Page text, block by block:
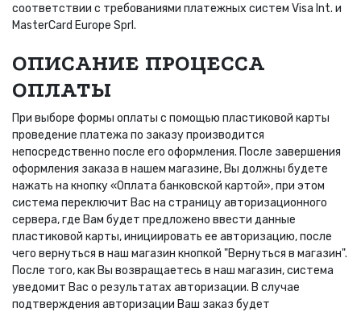
соответствии с требованиями платежных систем Visa Int. и
MasterCard Europe Sprl.
ОПИСАНИЕ ПРОЦЕССA
ОПЛАТЫ
При выборе формы оплаты с помощью пластиковой карты
проведение платежа по заказу производится
непосредственно после его оформления. После завершения
оформления заказа в нашем магазине, Вы должны будете
нажать на кнопку «Оплата банковской картой», при этом
система переключит Вас на страницу авторизационного
сервера, где Вам будет предложено ввести данные
пластиковой карты, инициировать ее авторизацию, после
чего вернуться в наш магазин кнопкой "Вернуться в магазин".
После того, как Вы возвращаетесь в наш магазин, система
уведомит Вас о результатах авторизации. В случае
подтверждения авторизации Ваш заказ будет